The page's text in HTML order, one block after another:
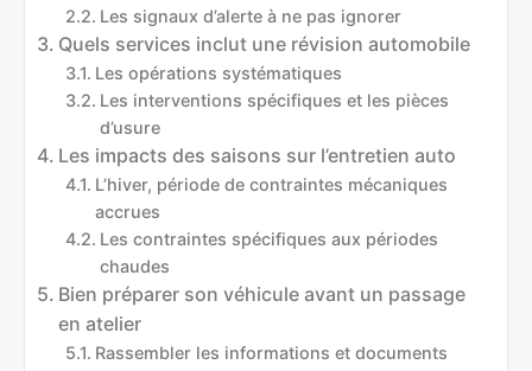
Les signaux d’alerte à ne pas ignorer
Quels services inclut une révision automobile
Les opérations systématiques
Les interventions spécifiques et les pièces
d’usure
Les impacts des saisons sur l’entretien auto
L’hiver, période de contraintes mécaniques
accrues
Les contraintes spécifiques aux périodes
chaudes
Bien préparer son véhicule avant un passage
en atelier
Rassembler les informations et documents